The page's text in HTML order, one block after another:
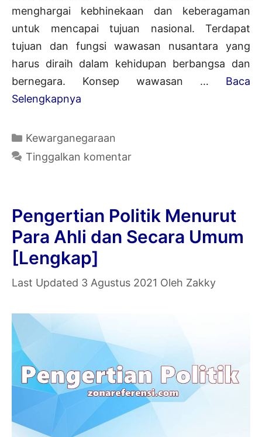
menghargai kebhinekaan dan keberagaman
untuk mencapai tujuan nasional. Terdapat
tujuan dan fungsi wawasan nusantara yang
harus diraih dalam kehidupan berbangsa dan
bernegara. Konsep wawasan … Baca
Selengkapnya
Tujuan
Wawasan
Secara
Umum
Kategori
Kewarganegaraan
Tinggalkan komentar
Pengertian Politik Menurut
Para Ahli dan Secara Umum
[Lengkap]
3 Agustus 2021 Oleh Zakky